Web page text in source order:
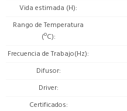
Vida estimada (H)
Rango de Temperatura
(ºC)
Frecuencia de Trabajo(Hz)
Difusor
Driver
Certificados